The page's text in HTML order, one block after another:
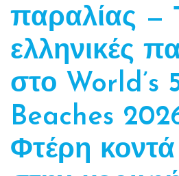
παραλίας —
ελληνικές
στο World’s
Beaches
Φτέρη κοντά